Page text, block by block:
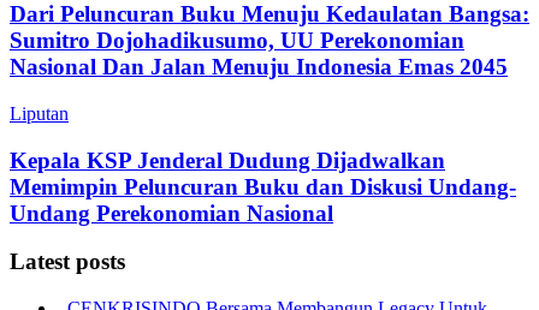
Dari Peluncuran Buku Menuju Kedaulatan Bangsa:
Sumitro Dojohadikusumo, UU Perekonomian
Nasional Dan Jalan Menuju Indonesia Emas 2045
Liputan
Kepala KSP Jenderal Dudung Dijadwalkan
Memimpin Peluncuran Buku dan Diskusi Undang-
Undang Perekonomian Nasional
Latest posts